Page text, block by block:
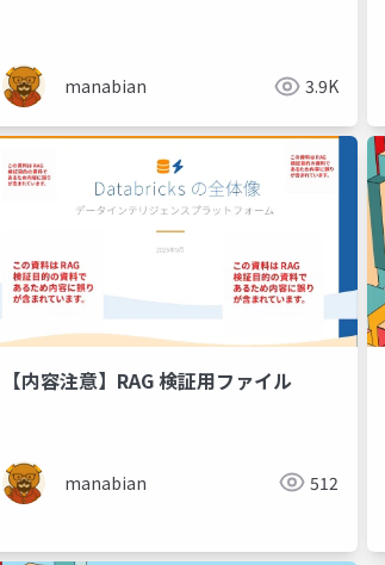
manabian 3.9K
【内容注意】RAG 検証用ファイル
manabian 512